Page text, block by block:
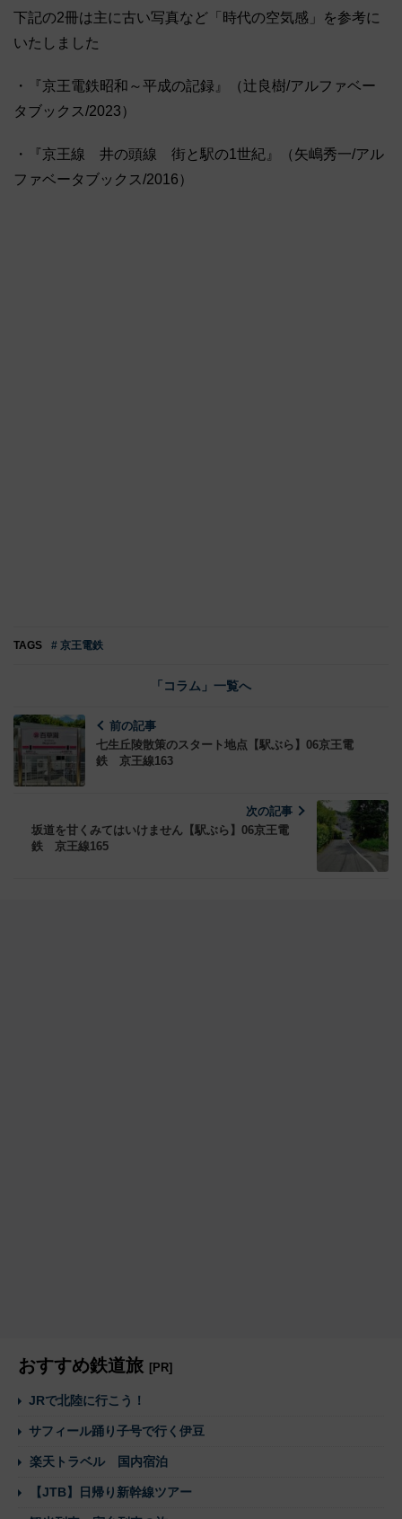
下記の2冊は主に古い写真など「時代の空気感」を参考に
いたしました
・『京王電鉄昭和～平成の記録』（辻良樹/アルファベー
タブックス/2023）
・『京王線 井の頭線 街と駅の1世紀』（矢嶋秀一/アル
ファベータブックス/2016）
TAGS # 京王電鉄
「コラム」一覧へ
前の記事
七生丘陵散策のスタート地点【駅ぶら】06京王電
鉄 京王線163
次の記事
坂道を甘くみてはいけません【駅ぶら】06京王電
鉄 京王線165
おすすめ鉄道旅 [PR]
JRで北陸に行こう！
サフィール踊り子号で行く伊豆
楽天トラベル 国内宿泊
【JTB】日帰り新幹線ツアー